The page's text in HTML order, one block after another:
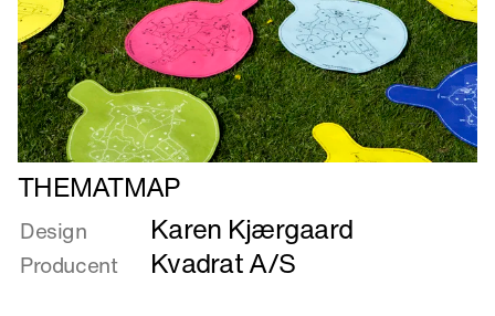
Læs
mere
om
THEMATMAP
THEMATMAP
Design Karen Kjærgaard
Producent Kvadrat A/S